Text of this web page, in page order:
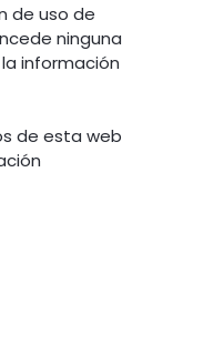
de uso de
ninguna
información
de esta web